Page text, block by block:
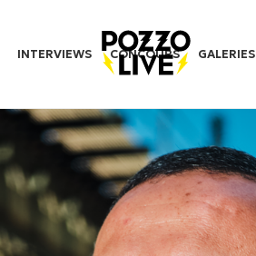
INTERVIEWS CONCOURS GALERIES